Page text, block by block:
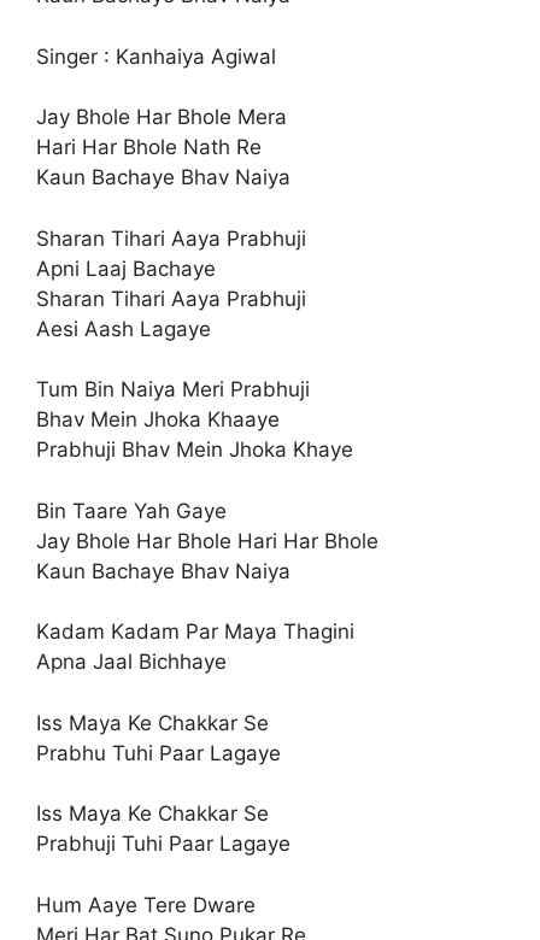
Singer : Kanhaiya Agiwal
Jay Bhole Har Bhole Mera
Hari Har Bhole Nath Re
Kaun Bachaye Bhav Naiya
Sharan Tihari Aaya Prabhuji
Apni Laaj Bachaye
Sharan Tihari Aaya Prabhuji
Aesi Aash Lagaye
Tum Bin Naiya Meri Prabhuji
Bhav Mein Jhoka Khaaye
Prabhuji Bhav Mein Jhoka Khaye
Bin Taare Yah Gaye
Jay Bhole Har Bhole Hari Har Bhole
Kaun Bachaye Bhav Naiya
Kadam Kadam Par Maya Thagini
Apna Jaal Bichhaye
Iss Maya Ke Chakkar Se
Prabhu Tuhi Paar Lagaye
Iss Maya Ke Chakkar Se
Prabhuji Tuhi Paar Lagaye
Hum Aaye Tere Dware
Meri Har Bat Suno Pukar Re